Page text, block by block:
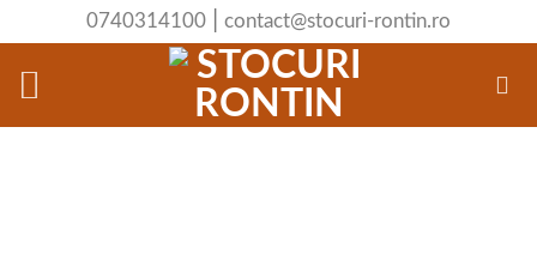
content
0740314100 contact@stocuri-rontin.ro